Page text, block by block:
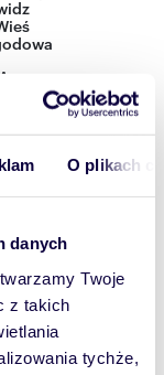
O plikach
danych
Twoje
z takich
tychże,